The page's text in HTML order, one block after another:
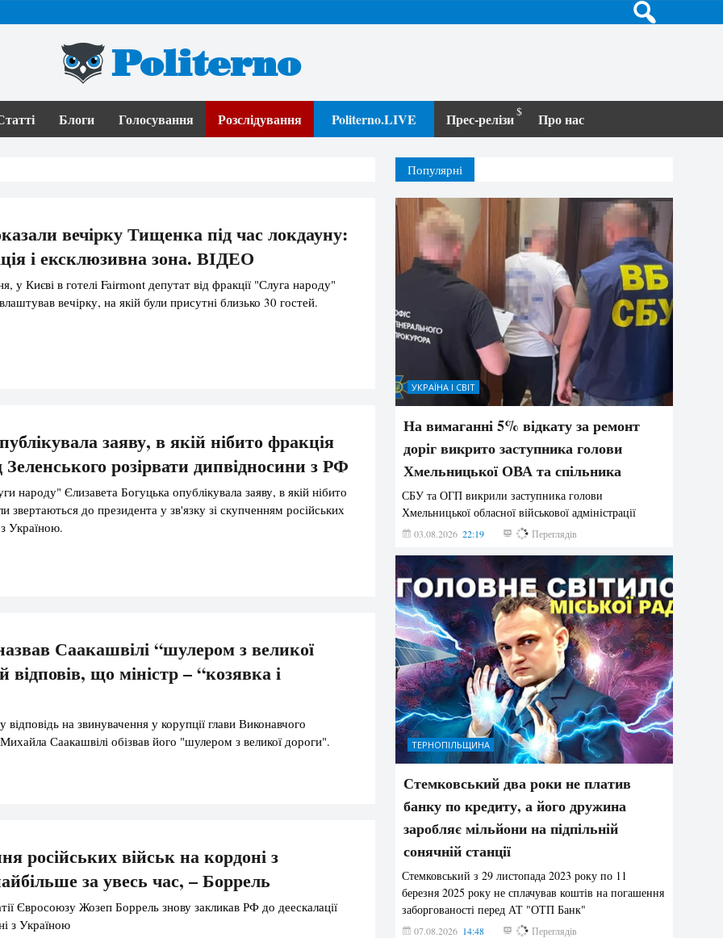
Politerno
Блоги Голосування Розслідування Politerno.LIVE Прес-релізи Про нас
вечірку Тищенка під час локдауну:
і ексклюзивна зона. ВІДЕО
у Києві в готелі Fairmont депутат від фракції "Слуга народу"
вечірку, на якій були присутні близько 30 гостей.
заяву, в якій нібито фракція
Зеленського розірвати дипвідносини з РФ
народу" Єлизавета Богуцька опублікувала заяву, в якій нібито
звертаються до президента у зв'язку зі скупченням російських
Україною.
Саакашвілі “шулером з великої
відповів, що міністр – “козявка і
на звинувачення у корупції глави Виконавчого
Саакашвілі обізвав його "шулером з великої дороги".
російських військ на кордоні з
за увесь час, – Боррель
Євросоюзу Жозеп Боррель знову закликав РФ до деескалації
з Україною
Популярні
УКРАЇНА І СВІТ
На вимаганні 5% відкату за ремонт
доріг викрито заступника голови
Хмельницької ОВА та спільника
СБУ та ОГП викрили заступника голови
Хмельницької обласної військової адміністрації
03.08.2026 22:19 876 Переглядів
ТЕРНОПІЛЬЩИНА
Стемковський два роки не платив
банку по кредиту, а його дружина
заробляє мільйони на підпільній
сонячній станції
Стемковський з 29 листопада 2023 року по 11
березня 2025 року не сплачував коштів на погашення
заборгованості перед АТ "ОТП Банк"
07.08.2026 14:48 369 Переглядів